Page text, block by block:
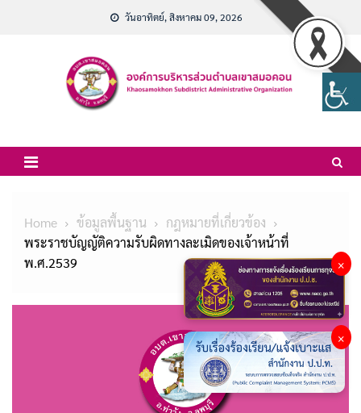
วันอาทิตย์, สิงหาคม 09, 2026
Home ข้อมูลพื้นฐาน
กฎหมายที่เกี่ยวข้อง
พระราชบัญญัติความรับผิดทางละเมิดของเจ้าหน้าที่
พ.ศ.2539
×
×